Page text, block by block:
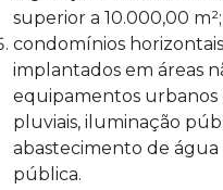
superior a 10.000,00 m²;
condomínios
implantados em áreas
equipamentos urbanos
pluviais, iluminação
abastecimento de
pública.